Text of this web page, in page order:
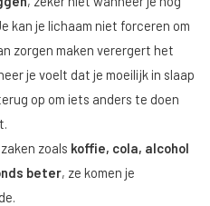
kan je lichaam niet forceren om
zorgen maken verergert het
je voelt dat je moeilijk in slaap
op om iets anders te doen
zoals koffie, cola, alcohol
beter, ze komen je